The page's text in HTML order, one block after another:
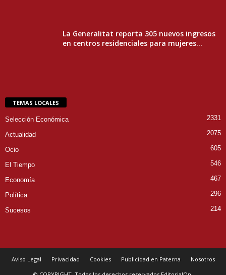
La Generalitat reporta 305 nuevos ingresos
en centros residenciales para mujeres...
TEMAS LOCALES
Selección Económica 2331
Actualidad 2075
Ocio 605
El Tiempo 546
Economía 467
Política 296
Sucesos 214
Aviso Legal Privacidad Cookies Publicidad en Paterna
Nosotros